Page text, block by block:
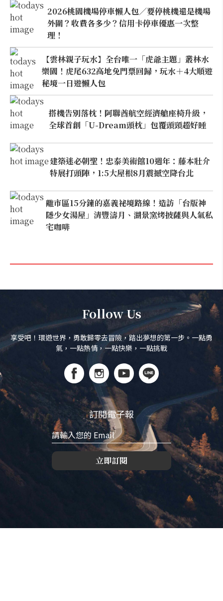
2026桃園機場停車懶人包／要停桃機還是機場
外圍？收費各多少？信用卡停車優惠一次整
理！
【雲林親子玩水】全台唯一「虎爺主題」叢林水
樂園！虎尾632高地免門票回歸，玩水＋4大順遊
秘境一日遊懶人包
搭機告別落枕！阿聯酋航空經濟艙座椅升級，
全球首創「U-Dream頭枕」包覆頭頸超好睡
建築迷必朝聖！忠泰美術館10週年：藤本壯介
特展打頭陣，1:5大屋根8月震撼空降台北
離市區15分鐘的嘉義祕境路線！造訪「台版神
隱少女湯屋」清豐濤月、湖景窯烤披薩與人氣私
宅咖啡
Follow Us
享受吧！環遊世界，勇敢歸零去冒險，踏出夢想的第一步。一點勇
氣，一點熱情，一點快樂，一點挑戰
訂閱電子報
立即訂閱